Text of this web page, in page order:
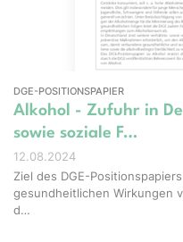
DGE-POSITIONSPAPIER
Alkohol - Zufuhr in
sowie soziale F…
12.08.2024
Ziel des DGE-
gesundheitlichen Wirkungen
d…